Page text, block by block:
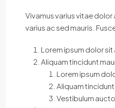
Vivamus varius vitae
varius ac sed mauris.
Lorem ipsum dolor
Aliquam tincidunt
Lorem ipsum
Aliquam tincidunt
Vestibulum